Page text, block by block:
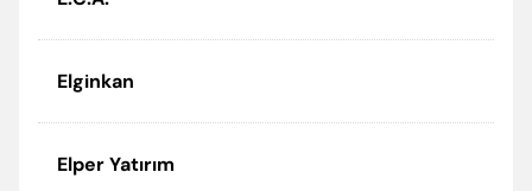
ÜRÜNLERİMİZ
Elginkan
Elper Yatırım